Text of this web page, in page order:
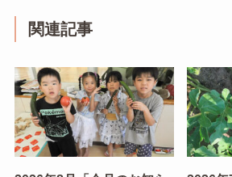
関連記事